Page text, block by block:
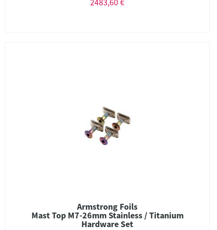
Armstrong Foils
Mast Top M7-26mm Stainless / Titanium
Hardware Set